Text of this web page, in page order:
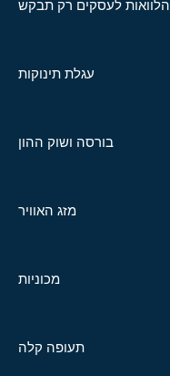
הלוואות לעסקים רק תבקש
עגלת תינוקות
בורסה ושוק ההון
מזג האוויר
מכוניות
תעופה קלה